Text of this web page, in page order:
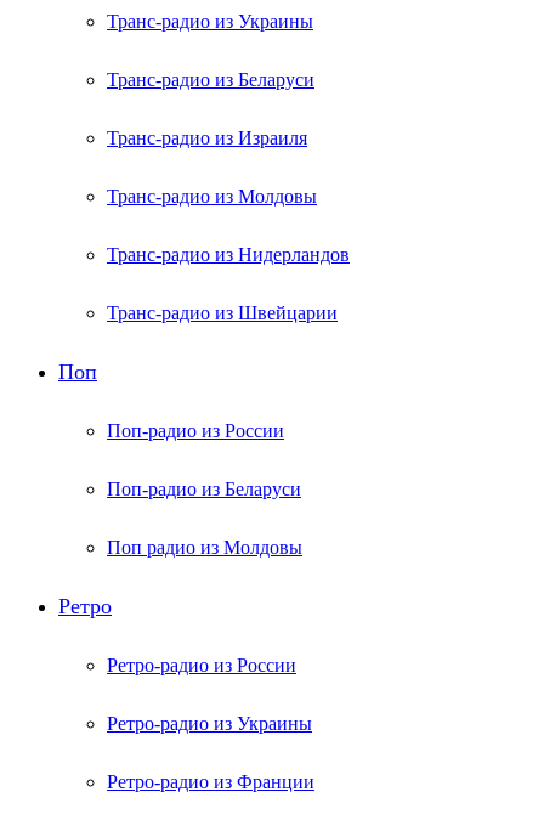
Транс-радио из Украины
Транс-радио из Беларуси
Транс-радио из Израиля
Транс-радио из Молдовы
Транс-радио из Нидерландов
Транс-радио из Швейцарии
Поп
Поп-радио из России
Поп-радио из Беларуси
Поп радио из Молдовы
Ретро
Ретро-радио из России
Ретро-радио из Украины
Ретро-радио из Франции